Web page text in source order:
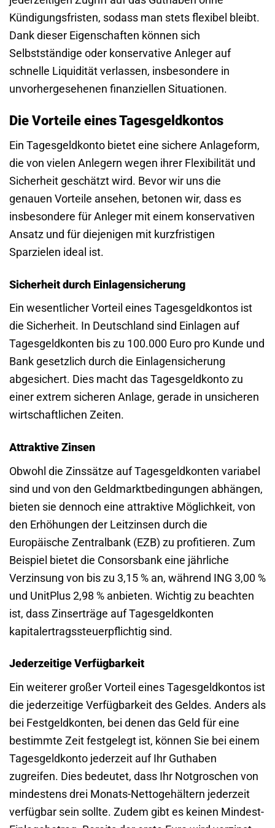
Kündigungsfristen, sodass man stets flexibel bleibt.
Dank dieser Eigenschaften können sich
Selbstständige oder konservative Anleger auf
schnelle Liquidität verlassen, insbesondere in
unvorhergesehenen finanziellen Situationen.
Die Vorteile eines Tagesgeldkontos
Ein Tagesgeldkonto bietet eine sichere Anlageform,
die von vielen Anlegern wegen ihrer Flexibilität und
Sicherheit geschätzt wird. Bevor wir uns die
genauen Vorteile ansehen, betonen wir, dass es
insbesondere für Anleger mit einem konservativen
Ansatz und für diejenigen mit kurzfristigen
Sparzielen ideal ist.
Sicherheit durch Einlagensicherung
Ein wesentlicher Vorteil eines Tagesgeldkontos ist
die Sicherheit. In Deutschland sind Einlagen auf
Tagesgeldkonten bis zu 100.000 Euro pro Kunde und
Bank gesetzlich durch die Einlagensicherung
abgesichert. Dies macht das Tagesgeldkonto zu
einer extrem sicheren Anlage, gerade in unsicheren
wirtschaftlichen Zeiten.
Attraktive Zinsen
Obwohl die Zinssätze auf Tagesgeldkonten variabel
sind und von den Geldmarktbedingungen abhängen,
bieten sie dennoch eine attraktive Möglichkeit, von
den Erhöhungen der Leitzinsen durch die
Europäische Zentralbank (EZB) zu profitieren. Zum
Beispiel bietet die Consorsbank eine jährliche
Verzinsung von bis zu 3,15 % an, während ING 3,00 %
und UnitPlus 2,98 % anbieten. Wichtig zu beachten
ist, dass Zinserträge auf Tagesgeldkonten
kapitalertragssteuerpflichtig sind.
Jederzeitige Verfügbarkeit
Ein weiterer großer Vorteil eines Tagesgeldkontos ist
die jederzeitige Verfügbarkeit des Geldes. Anders als
bei Festgeldkonten, bei denen das Geld für eine
bestimmte Zeit festgelegt ist, können Sie bei einem
Tagesgeldkonto jederzeit auf Ihr Guthaben
zugreifen. Dies bedeutet, dass Ihr Notgroschen von
mindestens drei Monats-Nettogehältern jederzeit
verfügbar sein sollte. Zudem gibt es keinen Mindest-